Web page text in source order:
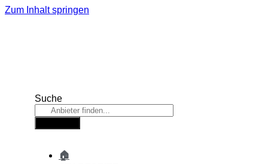
Zum Inhalt springen
Suche
🏠